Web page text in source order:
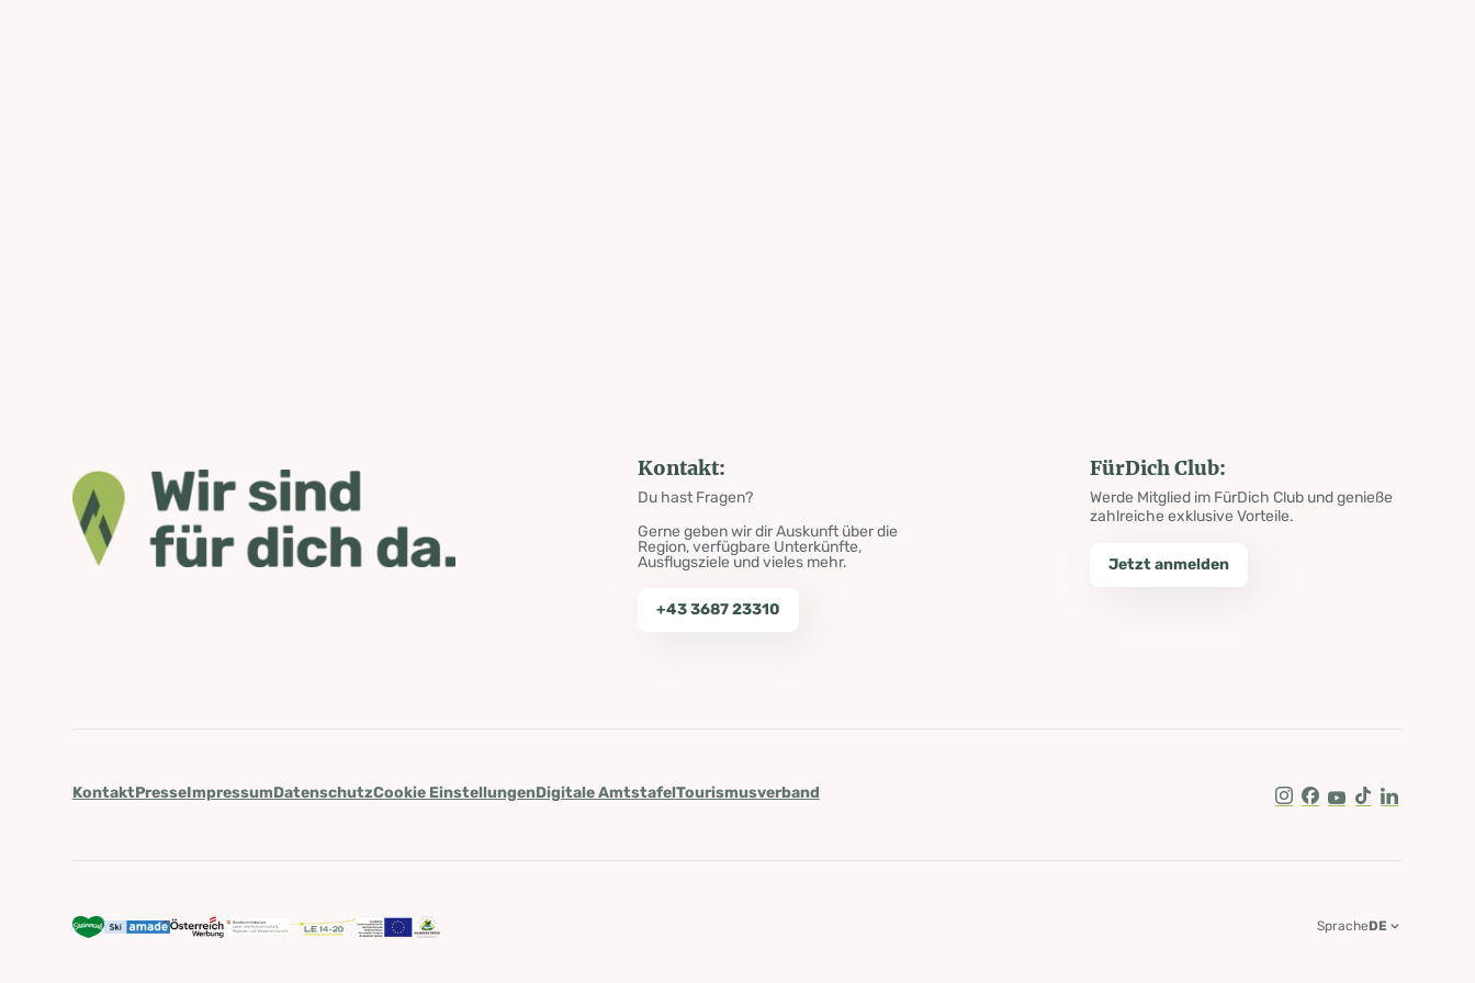
Kontakt:
Du hast Fragen?
Gerne geben wir dir Auskunft über die
Region, verfügbare Unterkünfte,
Ausflugsziele und vieles mehr.
+43 3687 23310
FürDich Club:
Werde Mitglied im FürDich Club und genieße
zahlreiche exklusive Vorteile.
Jetzt anmelden
KontaktPresseImpressumDatenschutzCookie EinstellungenDigitale AmtstafelTourismusverband
Instagram
Facebook
Youtube
Tik TokLinkedIn
SpracheDE